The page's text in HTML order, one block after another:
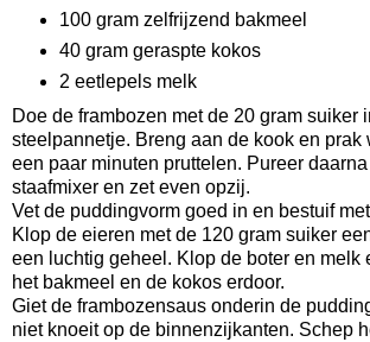
100 gram zelfrijzend bakmeel
40 gram geraspte kokos
2 eetlepels melk
Doe de frambozen met de 20 gram suiker
steelpannetje. Breng aan de kook en prak
een paar minuten pruttelen. Pureer
staafmixer en zet even opzij.
Vet de puddingvorm goed in en bestuif
Klop de eieren met de 120 gram suiker
een luchtig geheel. Klop de boter en melk
het bakmeel en de kokos erdoor.
Giet de frambozensaus onderin de
niet knoeit op de binnenzijkanten. Schep